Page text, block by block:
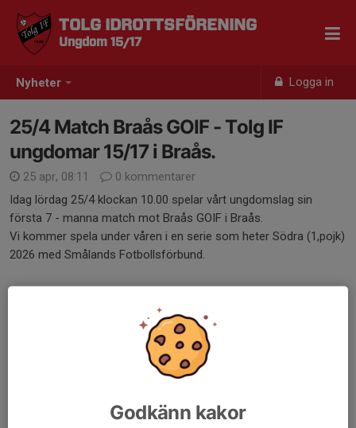
Nyheter Logga in
TOLG IDROTTSFÖRENING
Ungdom 15/17
25/4 Match Braås GOIF - Tolg IF
ungdomar 15/17 i Braås.
25 apr, 08:11
0 kommentarer
Idag lördag 25/4 klockan 10.00 spelar vårt ungdomslag sin
första 7 - manna match mot Braås GOIF i Braås.
Vi kommer spela under våren i en serie som heter Södra (1,pojk)
2026 med Smålands Fotbollsförbund.
Välkomna !
Godkänn kakor